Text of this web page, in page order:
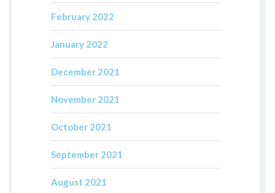
February 2022
January 2022
December 2021
November 2021
October 2021
September 2021
August 2021